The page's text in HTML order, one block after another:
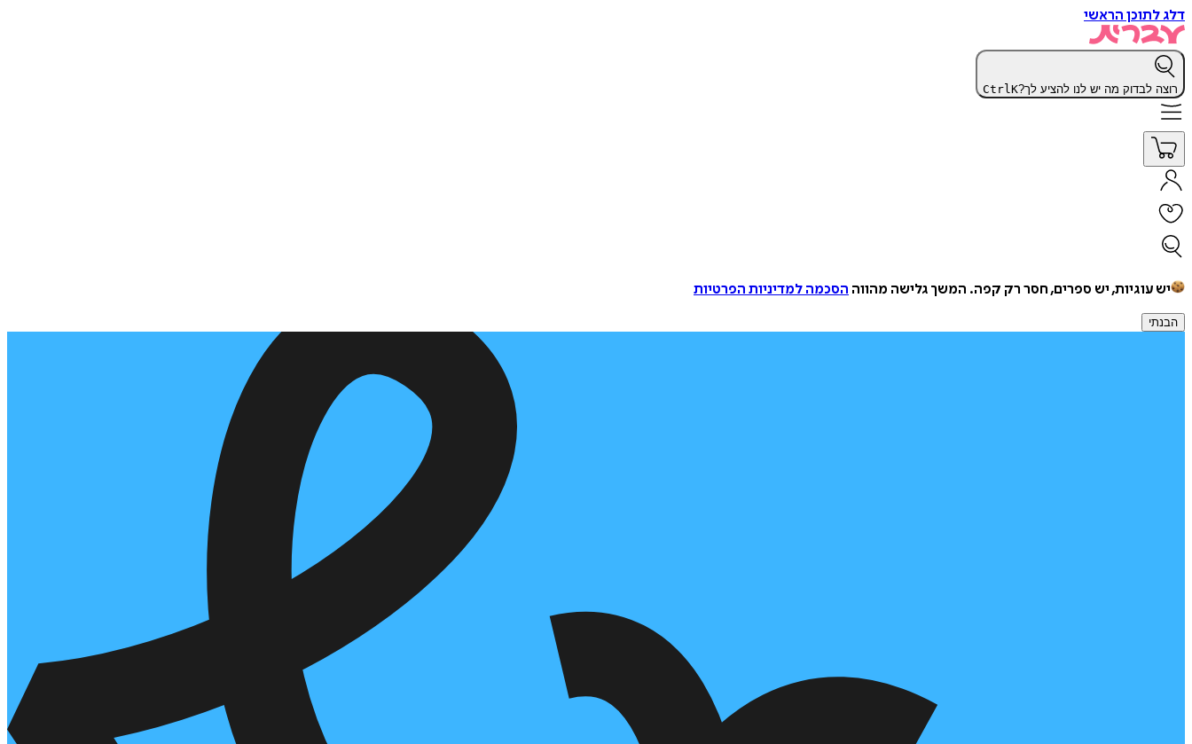
דלג לתוכן הראשי
רוצה לבדוק מה יש לנו להציע לך? CtrlK
יש עוגיות, יש ספרים, חסר רק קפה. המשך גלישה מהווה הסכמה למדיניות הפרטיות
הבנתי